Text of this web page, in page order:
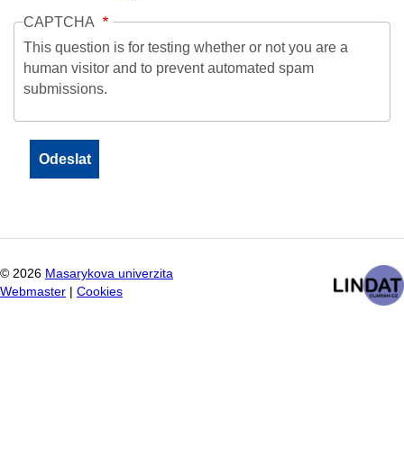
CAPTCHA
This question is for testing whether or not you are a
human visitor and to prevent automated spam
submissions.
© 2026 Masarykova univerzita
Webmaster
Cookies